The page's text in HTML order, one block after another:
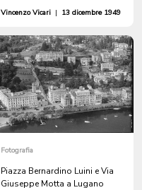
Vincenzo Vicari | 13 dicembre 1949
Fotografia
Piazza Bernardino Luini e Via
Giuseppe Motta a Lugano